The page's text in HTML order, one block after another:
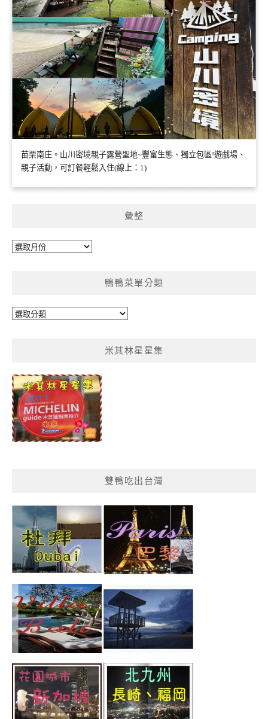
苗栗南庄。山川密境親子露營聖地~豐富生態、獨立包區!遊戲場、
親子活動，可訂餐輕鬆入住(線上：1)
彙整
彙
鴨鴨菜單分類
鴨
類
米其林星星集
雙鴨吃出台灣